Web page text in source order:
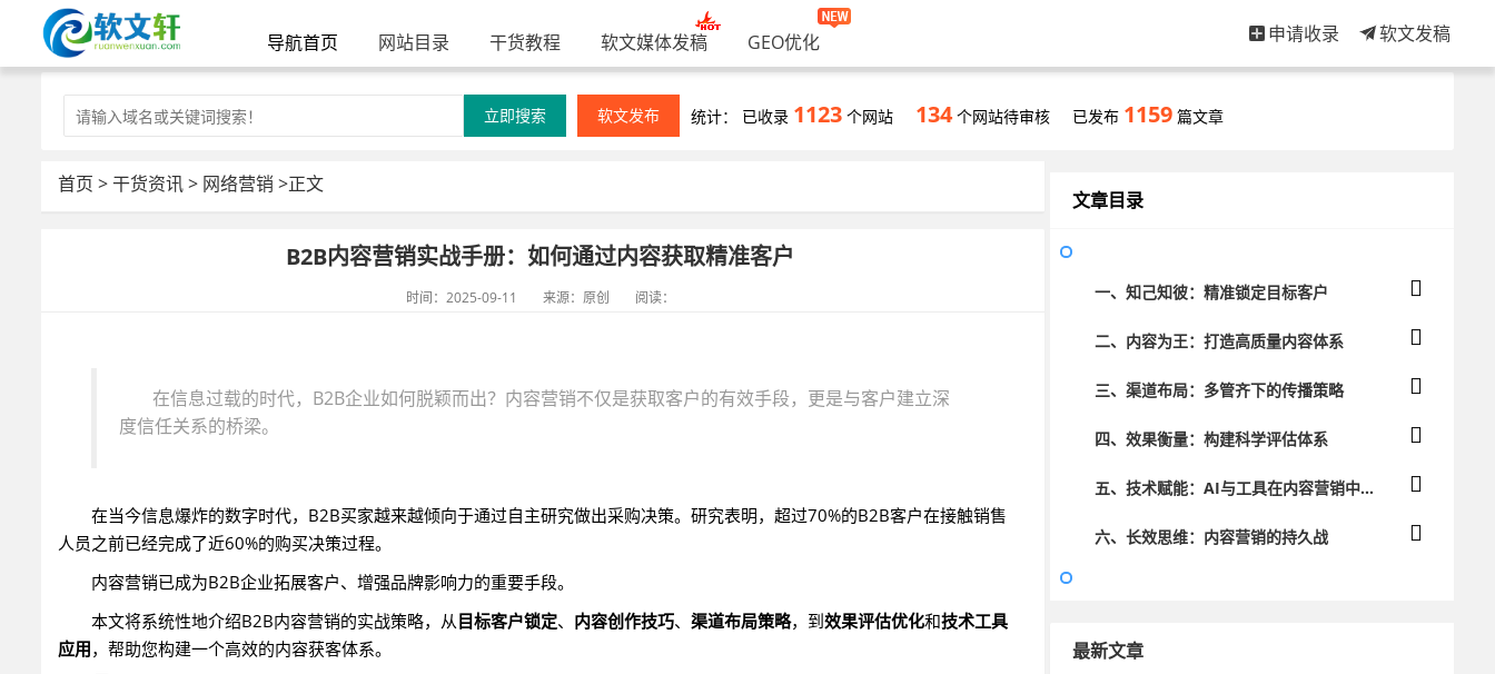
导航首页 网站目录 干货教程 软文媒体发稿 GEO优化 申请收录 软文发稿
软文发布
立即搜索 统计： 已收录 1123 个网站 134个网站待审核 已发布 1159 篇文章
首页 >干货资讯> 网络营销 >正文
B2B内容营销实战手册：如何通过内容获取精准客户
时间：2025-09-11 来源：原创 阅读：
在信息过载的时代，B2B企业如何脱颖而出？内容营销不仅是获取客户的有效手段，更是与客户建立深
度信任关系的桥梁。
在当今信息爆炸的数字时代，B2B买家越来越倾向于通过自主研究做出采购决策。研究表明，超过70%的B2B客户在接触销售
人员之前已经完成了近60%的购买决策过程。
内容营销已成为B2B企业拓展客户、增强品牌影响力的重要手段。
本文将系统性地介绍B2B内容营销的实战策略，从目标客户锁定、 内容创作技巧、 渠道布局策略，到效果评估优化和技术工具
应用，帮助您构建一个高效的内容获客体系。
文章目录
一、知己知彼：精准锁定目标客户
二、内容为王：打造高质量内容体系
三、渠道布局：多管齐下的传播策略
四、效果衡量：构建科学评估体系
五、技术赋能：AI与工具在内容营销中的应用
六、长效思维：内容营销的持久战
最新文章